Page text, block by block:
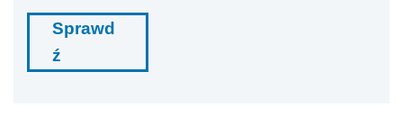
Sprawd
ź